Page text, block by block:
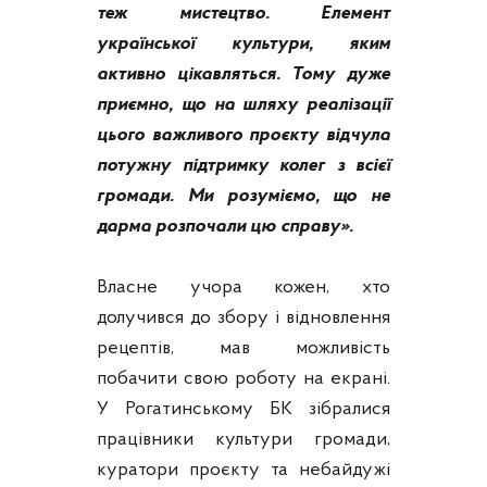
теж мистецтво. Елемент
української культури, яким
активно цікавляться. Тому дуже
приємно, що на шляху реалізації
цього важливого проєкту відчула
потужну підтримку колег з всієї
громади. Ми розуміємо, що не
дарма розпочали цю справу».
Власне учора кожен, хто
долучився до збору і відновлення
рецептів, мав можливість
побачити свою роботу на екрані.
У Рогатинському БК зібралися
працівники культури громади,
куратори проєкту та небайдужі